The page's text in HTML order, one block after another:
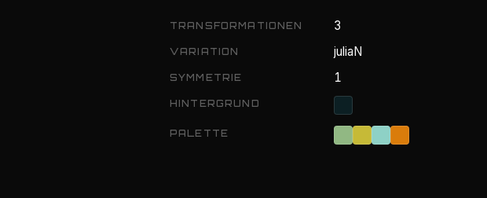
TRANSFORMATIONEN 3
VARIATION juliaN
SYMMETRIE 1
HINTERGRUND
PALETTE